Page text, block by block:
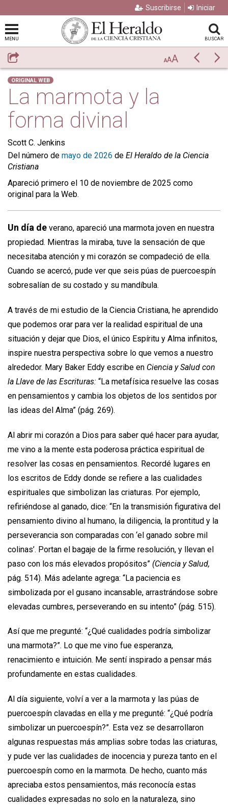
Suscribirse Iniciar
MENU BUSCAR
Compartir AAA Previo
ORIGINAL WEB
La marmota y la
forma divinal
Scott C. Jenkins
Del número de mayo de 2026 de El Heraldo de la Ciencia
Cristiana
Apareció primero el 10 de noviembre de 2025 como
original para la Web.
Un día de verano, apareció una marmota joven en nuestra
propiedad. Mientras la miraba, tuve la sensación de que
necesitaba atención y mi corazón se compadeció de ella.
Cuando se acercó, pude ver que seis púas de puercoespín
sobresalían de su costado y su mandíbula.
A través de mi estudio de la Ciencia Cristiana, he aprendido
que podemos orar para ver la realidad espiritual de una
situación y dejar que Dios, el único Espíritu y Alma infinitos,
inspire nuestra perspectiva sobre lo que vemos a nuestro
alrededor. Mary Baker Eddy escribe en Ciencia y Salud con
la Llave de las Escrituras: “La metafísica resuelve las cosas
en pensa­mientos y cambia los objetos de los sentidos por
las ideas del Alma” (pág. 269).
Al abrir mi corazón a Dios para saber qué hacer para ayudar,
me vino a la mente esta poderosa práctica espiritual de
resolver las cosas en pensamientos. Recordé lugares en
los escritos de Eddy donde se refiere a las cualidades
espirituales que simbolizan las criaturas. Por ejemplo,
refiriéndose al ganado, dice: “En la transmisión figurativa del
pensamiento di­vino al humano, la diligencia, la prontitud y la
perseverancia son comparadas con ‘el ganado sobre mil
colinas’. Portan el bagaje de la firme resolución, y llevan el
paso con los más elevados propósitos” (Ciencia y Salud,
pág. 514). Más adelante agrega: “La paciencia es
simbolizada por el gusano incansable, arrastrándose sobre
elevadas cumbres, perseverando en su intento” (pág. 515).
Así que me pregunté: “¿Qué cualidades podría simbolizar
una marmota?”. Lo que me vino fue esperanza,
renacimiento e intuición. Me sentí inspirado a pensar más
profundamente en estas cualidades.
Al día siguiente, volví a ver a la marmota y las púas de
puercoespín clavadas en ella y me pregunté: “¿Qué podría
simbolizar un puercoespín?”. Esta vez se desarrollaron
algunas respuestas más amplias sobre todas las criaturas,
y pude ver las cualidades de inocencia y pureza tanto en el
puercoespín como en la marmota. De hecho, cuanto más
apreciaba estos pensamientos, más reconocía estas
cualidades expresadas no solo en la naturaleza, sino